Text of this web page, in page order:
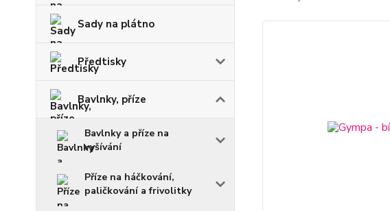
Sady na plátno
Předtisky
Bavlnky, příze
Bavlnky a příze na
vyšívání
Příze na háčkování,
paličkování a frivolitky